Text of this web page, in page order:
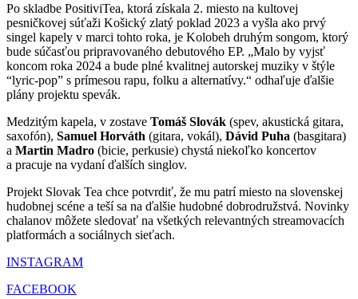
Po skladbe PositiviTea, ktorá získala 2. miesto na kultovej
pesničkovej súťaži Košický zlatý poklad 2023 a vyšla ako prvý
singel kapely v marci tohto roka, je Kolobeh druhým songom, ktorý
bude súčasťou pripravovaného debutového EP. „Malo by vyjsť
koncom roka 2024 a bude plné kvalitnej autorskej muziky v štýle
“lyric-pop” s prímesou rapu, folku a alternatívy.“ odhaľuje ďalšie
plány projektu spevák.
Medzitým kapela, v zostave Tomáš Slovák (spev, akustická gitara,
saxofón), Samuel Horváth (gitara, vokál), Dávid Puha (basgitara)
a Martin Madro (bicie, perkusie) chystá niekoľko koncertov
a pracuje na vydaní ďalších singlov.
Projekt Slovak Tea chce potvrdiť, že mu patrí miesto na slovenskej
hudobnej scéne a teší sa na ďalšie hudobné dobrodružstvá. Novinky
chalanov môžete sledovať na všetkých relevantných streamovacích
platformách a sociálnych sieťach.
INSTAGRAM
FACEBOOK